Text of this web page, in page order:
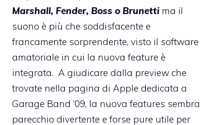
Marshall, Fender, Boss o Brunetti ma il
suono è più che soddisfacente e
francamente sorprendente, visto il software
amatoriale in cui la nuova feature è
integrata. A giudicare dalla preview che
trovate nella pagina di Apple dedicata a
Garage Band ’09, la nuova features sembra
parecchio divertente e forse pure utile per